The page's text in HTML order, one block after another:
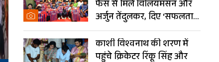
फैंस से मिले विलियमसन और
अर्जुन तेंदुलकर, दिए ‘सफलता
के मंत्र’- PHOTOS
काशी विश्वनाथ की शरण में
पहुंचे क्रिकेटर रिंकू सिंह और